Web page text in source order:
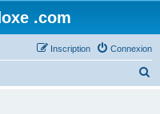
.com
Connexion
Inscription